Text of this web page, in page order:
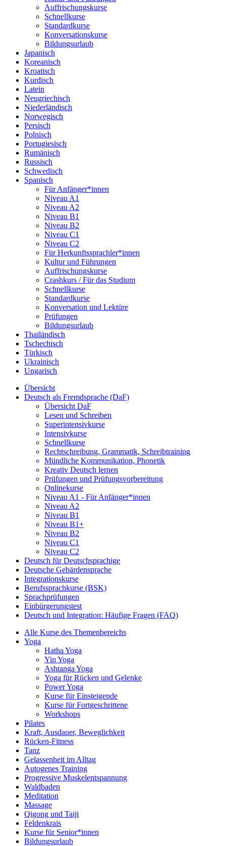
Auffrischungskurse
Schnellkurse
Standardkurse
Konversationskurse
Bildungsurlaub
Japanisch
Koreanisch
Kroatisch
Kurdisch
Latein
Neugriechisch
Niederländisch
Norwegisch
Persisch
Polnisch
Portugiesisch
Rumänisch
Russisch
Schwedisch
Spanisch
Für Anfänger*innen
Niveau A1
Niveau A2
Niveau B1
Niveau B2
Niveau C1
Niveau C2
Für Herkunftssprachler*innen
Kultur und Führungen
Auffrischungskurse
Crashkurs / Für das Studium
Schnellkurse
Standardkurse
Konversation und Lektüre
Prüfungen
Bildungsurlaub
Thailändisch
Tschechisch
Türkisch
Ukrainisch
Ungarisch
Übersicht
Deutsch als Fremdsprache (DaF)
Übersicht DaF
Lesen und Schreiben
Superintensivkurse
Intensivkurse
Schnellkurse
Rechtschreibung, Grammatik, Schreibtraining
Mündliche Kommunikation, Phonetik
Kreativ Deutsch lernen
Prüfungen und Prüfungsvorbereitung
Onlinekurse
Niveau A1 - Für Anfänger*innen
Niveau A2
Niveau B1
Niveau B1+
Niveau B2
Niveau C1
Niveau C2
Deutsch für Deutschsprachige
Deutsche Gebärdensprache
Integrationskurse
Berufssprachkurse (BSK)
Sprachprüfungen
Einbürgerungstest
Deutsch und Integration: Häufige Fragen (FAQ)
Alle Kurse des Themenbereichs
Yoga
Hatha Yoga
Yin Yoga
Ashtanga Yoga
Yoga für Rücken und Gelenke
Power Yoga
Kurse für Einsteigende
Kurse für Fortgeschrittene
Workshops
Pilates
Kraft, Ausdauer, Beweglichkeit
Rücken-Fitness
Tanz
Gelassenheit im Alltag
Autogenes Training
Progressive Muskelentspannung
Waldbaden
Meditation
Massage
Qigong und Taiji
Feldenkrais
Kurse für Senior*innen
Bildungsurlaub